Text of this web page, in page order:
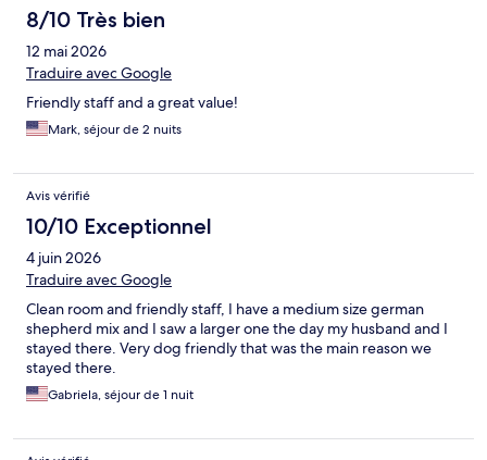
8/10 Très bien
12 mai 2026
Traduire avec Google
Friendly staff and a great value!
Mark, séjour de 2 nuits
Avis vérifié
10/10 Exceptionnel
4 juin 2026
Traduire avec Google
Clean room and friendly staff, I have a medium size german
shepherd mix and I saw a larger one the day my husband and I
stayed there. Very dog friendly that was the main reason we
stayed there.
Gabriela, séjour de 1 nuit